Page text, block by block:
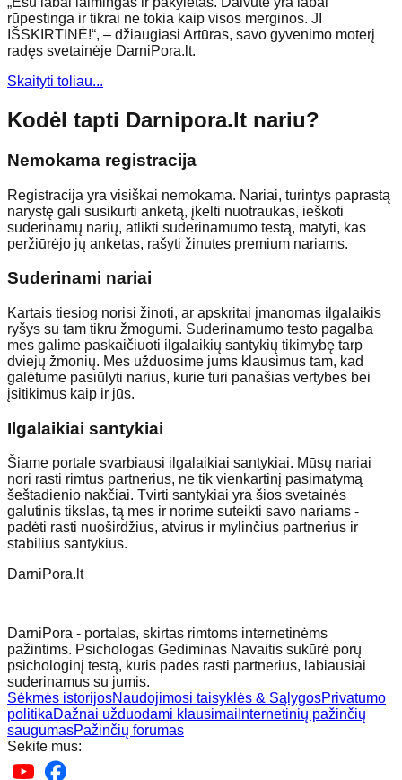
rūpestinga ir tikrai ne tokia kaip visos merginos. JI
IŠSKIRTINĖ!“, – džiaugiasi Artūras, savo gyvenimo moterį
radęs svetainėje DarniPora.lt.
Skaityti toliau...
Kodėl tapti Darnipora.lt nariu?
Nemokama registracija
Registracija yra visiškai nemokama. Nariai, turintys paprastą
narystę gali susikurti anketą, įkelti nuotraukas, ieškoti
suderinamų narių, atlikti suderinamumo testą, matyti, kas
peržiūrėjo jų anketas, rašyti žinutes premium nariams.
Suderinami nariai
Kartais tiesiog norisi žinoti, ar apskritai įmanomas ilgalaikis
ryšys su tam tikru žmogumi. Suderinamumo testo pagalba
mes galime paskaičiuoti ilgalaikių santykių tikimybę tarp
dviejų žmonių. Mes užduosime jums klausimus tam, kad
galėtume pasiūlyti narius, kurie turi panašias vertybes bei
įsitikimus kaip ir jūs.
Ilgalaikiai santykiai
Šiame portale svarbiausi ilgalaikiai santykiai. Mūsų nariai
nori rasti rimtus partnerius, ne tik vienkartinį pasimatymą
šeštadienio nakčiai. Tvirti santykiai yra šios svetainės
galutinis tikslas, tą mes ir norime suteikti savo nariams -
padėti rasti nuoširdžius, atvirus ir mylinčius partnerius ir
stabilius santykius.
DarniPora.lt
DarniPora - portalas, skirtas rimtoms internetinėms
pažintims. Psichologas Gediminas Navaitis sukūrė porų
psichologinį testą, kuris padės rasti partnerius, labiausiai
suderinamus su jumis.
Sėkmės istorijosNaudojimosi taisyklės & SąlygosPrivatumo
politikaDažnai užduodami klausimai Internetinių pažinčių
saugumasPažinčių forumas
Sekite mus: